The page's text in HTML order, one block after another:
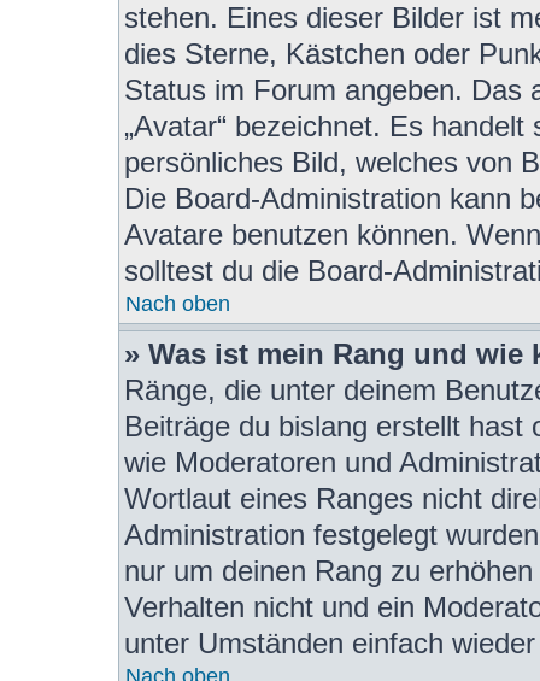
stehen. Eines dieser Bilder ist
dies Sterne, Kästchen oder
Status im Forum angeben. Das
„Avatar“ bezeichnet. Es
persönliches Bild, welches von
Die Board-Administration kann
Avatare benutzen können.
solltest du die Board-
Nach oben
» Was ist mein Rang und
Ränge, die unter deinem
Beiträge du bislang erstellt
wie Moderatoren und
Wortlaut eines Ranges nicht
Administration festgelegt
nur um deinen Rang zu
Verhalten nicht und ein
unter Umständen einfach
Nach oben